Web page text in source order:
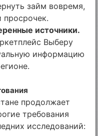
займ вовремя,
просрочек.
источники.
Выберу
информацию
продолжает
требования
исследований: